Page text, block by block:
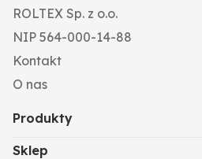
ROLTEX Sp. z o.o.
NIP 564-000-14-88
Kontakt
O nas
Produkty
Sklep